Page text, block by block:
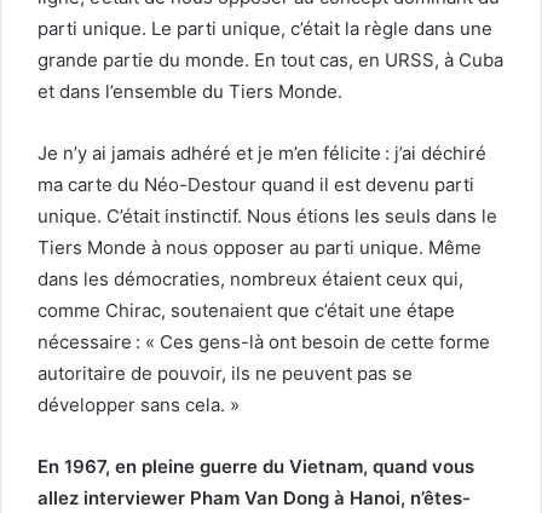
parti unique. Le parti unique, c’était la règle dans une
grande partie du monde. En tout cas, en URSS, à Cuba
et dans l’ensemble du Tiers Monde.
Je n’y ai jamais adhéré et je m’en félicite : j’ai déchiré
ma carte du Néo-Destour­ quand il est devenu parti
unique. C’était instinctif. Nous étions les seuls dans le
Tiers Monde à nous opposer au parti unique. Même
dans les démocraties, nombreux étaient ceux qui,
comme Chirac, soutenaient que c’était une étape
nécessaire : « Ces gens-là ont besoin de cette forme
autoritaire de pouvoir, ils ne peuvent pas se
développer sans cela. »
En 1967, en pleine guerre du Vietnam, quand vous
allez interviewer Pham Van Dong à Hanoi, n’êtes-